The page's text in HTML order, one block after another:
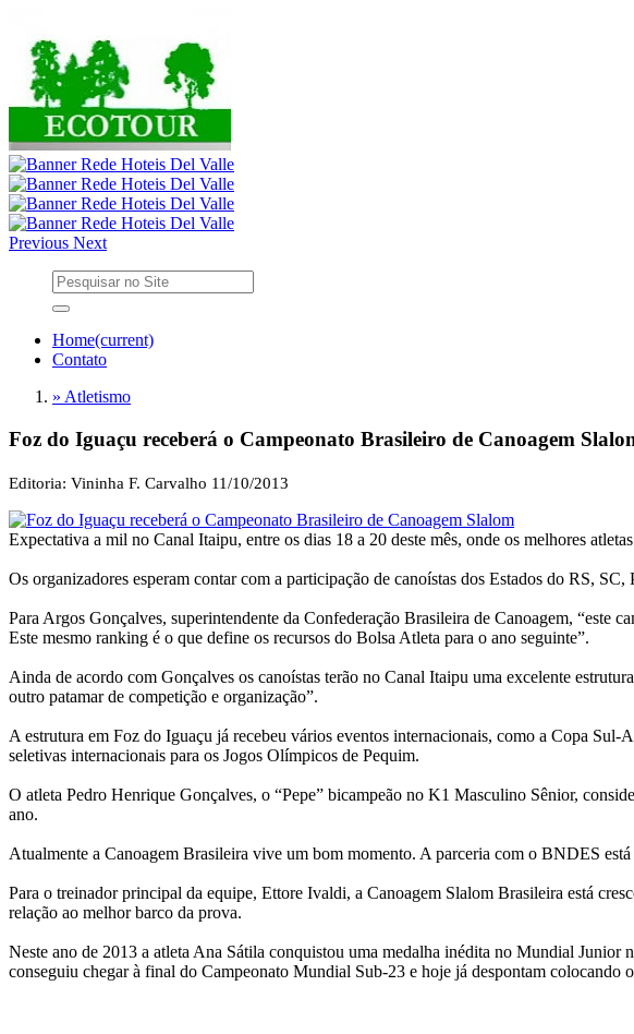
Previous Next
Home(current)
Contato
» Atletismo
Foz do Iguaçu receberá o Campeonato Brasileiro de Canoagem
Editoria: Vininha F. Carvalho 11/10/2013
Expectativa a mil no Canal Itaipu, entre os dias 18 a 20 deste mês, onde os melhores
Os organizadores esperam contar com a participação de canoístas dos Estados do RS, SC,
Para Argos Gonçalves, superintendente da Confederação Brasileira de Canoagem, “este
Este mesmo ranking é o que define os recursos do Bolsa Atleta para o ano seguinte”.
Ainda de acordo com Gonçalves os canoístas terão no Canal Itaipu uma excelente
outro patamar de competição e organização”.
A estrutura em Foz do Iguaçu já recebeu vários eventos internacionais, como a Copa
seletivas internacionais para os Jogos Olímpicos de Pequim.
O atleta Pedro Henrique Gonçalves, o “Pepe” bicampeão no K1 Masculino Sênior,
ano.
Atualmente a Canoagem Brasileira vive um bom momento. A parceria com o BNDES
Para o treinador principal da equipe, Ettore Ivaldi, a Canoagem Slalom Brasileira está
relação ao melhor barco da prova.
Neste ano de 2013 a atleta Ana Sátila conquistou uma medalha inédita no Mundial
conseguiu chegar à final do Campeonato Mundial Sub-23 e hoje já despontam colocando